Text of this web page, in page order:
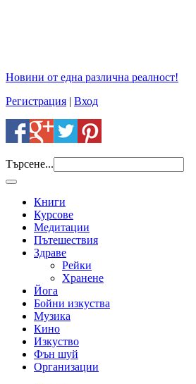
Новини от една различна реалност!
Регистрация | Вход
Търсене...
Книги
Курсове
Медитации
Пътешествия
Здраве
Рейки
Хранене
Йога
Бойни изкуства
Музика
Кино
Изкуство
Фън шуй
Организации